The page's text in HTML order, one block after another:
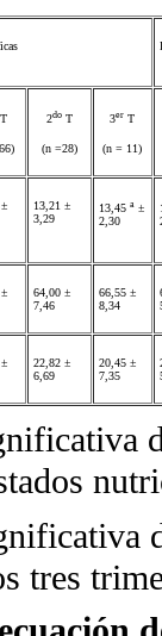
T 2doT
(n =28)
3er T
(n = 11)
13,21 ±
3,29
13,45 a±
2,30
64,00 ±
7,46
66,55 ±
8,34
22,82 ±
6,69
20,45 ±
7,35
tres